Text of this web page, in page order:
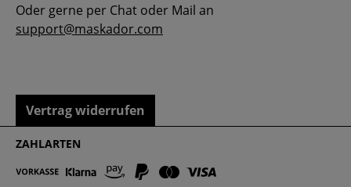
Oder gerne per Chat oder Mail an
support@maskador.com
Vertrag widerrufen
ZAHLARTEN